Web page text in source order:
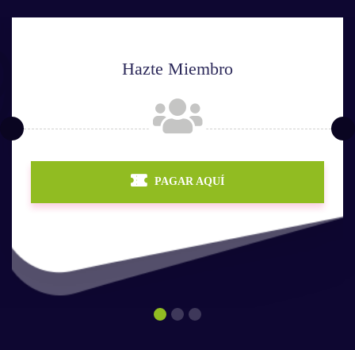
Hazte Miembro
PAGAR AQUÍ
1 2 3